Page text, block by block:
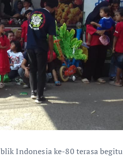
Indonesia ke-80 terasa begitu